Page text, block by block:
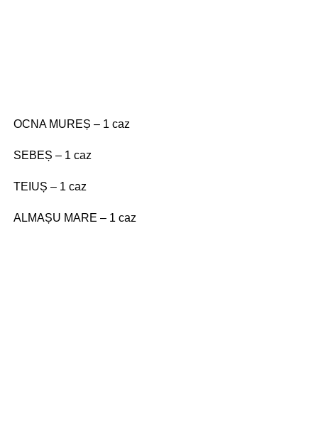
OCNA MUREȘ – 1 caz
SEBEȘ – 1 caz
TEIUȘ – 1 caz
ALMAȘU MARE – 1 caz